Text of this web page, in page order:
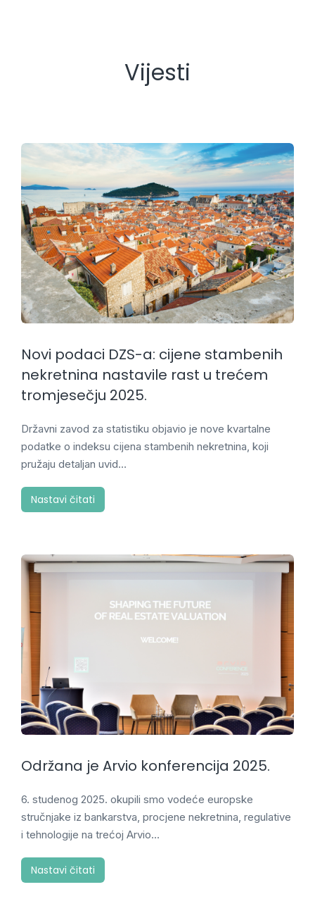
Vijesti
Novi podaci DZS-a: cijene stambenih
nekretnina nastavile rast u trećem
tromjesečju 2025.
Državni zavod za statistiku objavio je nove kvartalne
podatke o indeksu cijena stambenih nekretnina, koji
pružaju detaljan uvid…
Nastavi čitati
Održana je Arvio konferencija 2025.
6. studenog 2025. okupili smo vodeće europske
stručnjake iz bankarstva, procjene nekretnina, regulative
i tehnologije na trećoj Arvio…
Nastavi čitati